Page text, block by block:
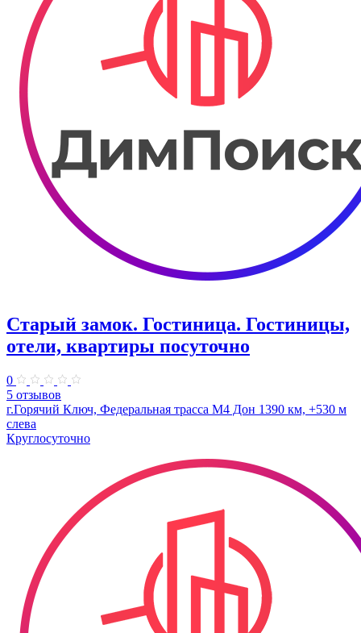
Старый замок. Гостиница. Гостиницы,
отели, квартиры посуточно
0
5 отзывов
г.Горячий Ключ, Федеральная трасса М4 Дон 1390 км, +530 м
слева
Круглосуточно